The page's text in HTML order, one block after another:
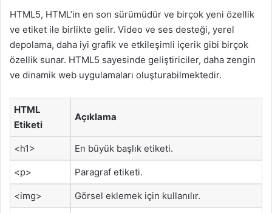
HTML5, HTML’in en son sürümüdür ve birçok yeni özellik
ve etiket ile birlikte gelir. Video ve ses desteği, yerel
depolama, daha iyi grafik ve etkileşimli içerik gibi birçok
özellik sunar. HTML5 sayesinde geliştiriciler, daha zengin
ve dinamik web uygulamaları oluşturabilmektedir.
HTML
Etiketi
Açıklama
<h1> En büyük başlık etiketi.
<p> Paragraf etiketi.
<img> Görsel eklemek için kullanılır.